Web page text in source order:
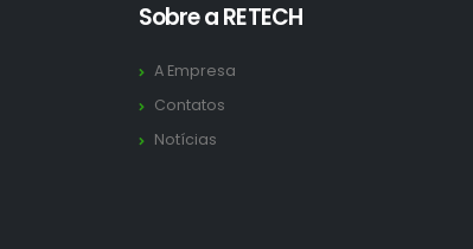
Sobre a RETECH
A Empresa
Contatos
Notícias